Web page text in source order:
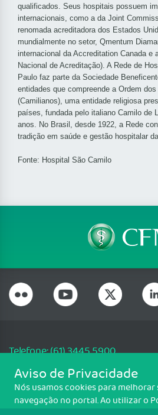
qualificados. Seus hospitais possuem
internacionais, como a da Joint
renomada acreditadora dos Estados
mundialmente no setor, Qmentum
internacional da Accreditation Canada e
Nacional de Acreditação). A Rede de
Paulo faz parte da Sociedade
entidades que compreende a Ordem
(Camilianos), uma entidade religiosa
países, fundada pelo italiano Camilo de
anos. No Brasil, desde 1922, a Rede
tradição em saúde e gestão hospitalar
Fonte: Hospital São Camilo
Telefone: (61) 3445 5900
Email: cfm@portalmedico.org.br
SGAS 616, Conjunto D, Lote 115, L2 Sul,
CNPJ: 33.583.550/0001-30
Aviso de Privacidade
Nós usamos cookies para
navegação no portal. Ao utilizar o